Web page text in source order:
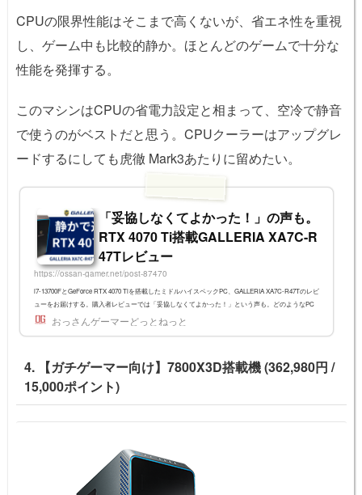
CPUの限界性能はそこまで高くないが、省エネ性を重視
し、ゲーム中も比較的静か。ほとんどのゲームで十分な
性能を発揮する。
このマシンはCPUの省電力設定と相まって、空冷で静音
で使うのがベストだと思う。CPUクーラーはアップグレ
ードするにしても虎徹 Mark3あたりに留めたい。
「妥協しなくてよかった！」の声も。
RTX 4070 Ti搭載GALLERIA XA7C-R
47Tレビュー
https://ossan-gamer.net/post-87470
i7-13700FとGeForce RTX 4070 Tiを搭載したミドルハイスペックPC、GALLERIA XA7C-R47Tのレビ
ューをお届けする。購入者レビューでは「妥協しなくてよかった！」という声も。どのようなPC
なのかをじっくり紹介していきたい。※2024/1/6 代替機種、後継機種について紹介2023/9/15 Starfield
おっさんゲーマーどっとねっと
4. 【ガチゲーマー向け】7800X3D搭載機 (362,980円 /
15,000ポイント)